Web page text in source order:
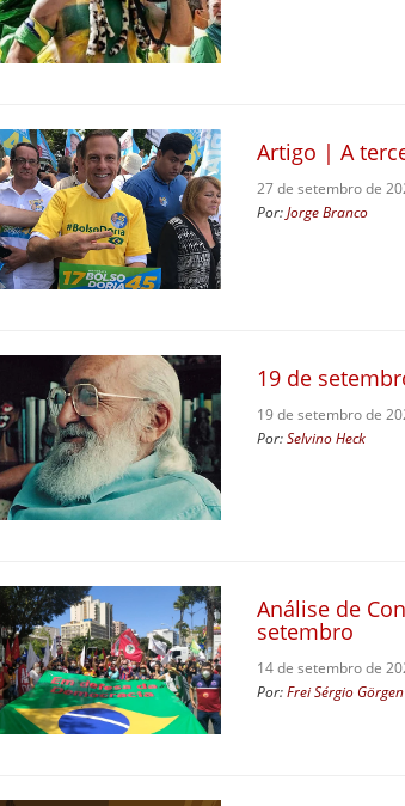
Artigo | A
27 de setembro de
Por:Jorge Branco
19 de
19 de setembro de
Por:Selvino Heck
Análise de
setembro
14 de setembro de
Por:Frei Sérgio Görgen